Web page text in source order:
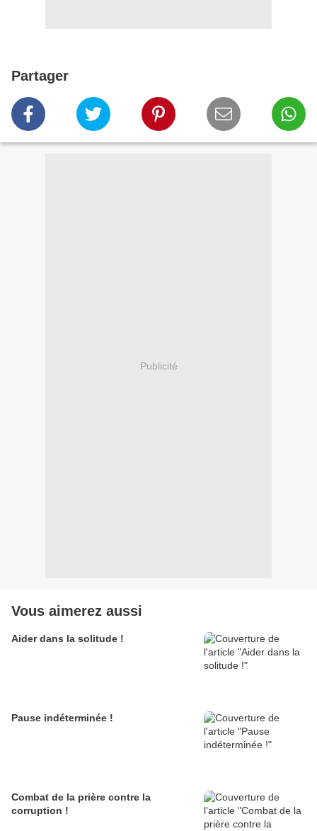
Partager
Publicité
Vous aimerez aussi
Aider dans la solitude !
Pause indéterminée !
Combat de la prière contre la
corruption !